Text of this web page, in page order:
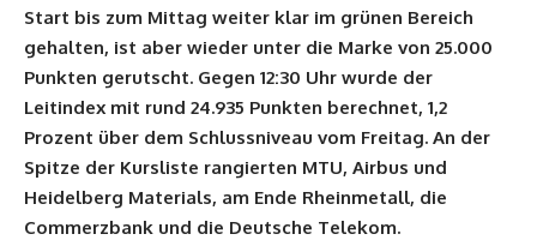
Start bis zum Mittag weiter klar im grünen Bereich
gehalten, ist aber wieder unter die Marke von 25.000
Punkten gerutscht. Gegen 12:30 Uhr wurde der
Leitindex mit rund 24.935 Punkten berechnet, 1,2
Prozent über dem Schlussniveau vom Freitag. An der
Spitze der Kursliste rangierten MTU, Airbus und
Heidelberg Materials, am Ende Rheinmetall, die
Commerzbank und die Deutsche Telekom.